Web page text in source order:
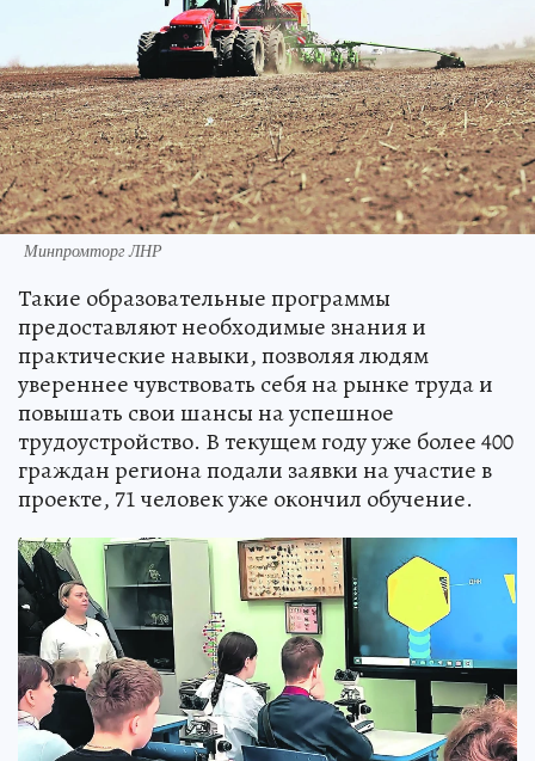
Минпромторг ЛНР
Такие образовательные программы
предоставляют необходимые знания и
практические навыки, позволяя людям
увереннее чувствовать себя на рынке труда и
повышать свои шансы на успешное
трудоустройство. В текущем году уже более 400
граждан региона подали заявки на участие в
проекте, 71 человек уже окончил обучение.